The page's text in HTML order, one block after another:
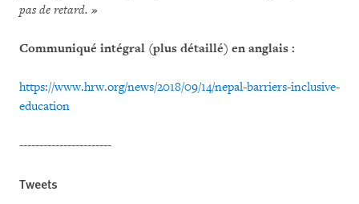
pas de retard. »
Communiqué intégral (plus détaillé) en anglais :
https://www.hrw.org/news/2018/09/14/nepal-barriers-inclusive-
education
-----------------------
Tweets